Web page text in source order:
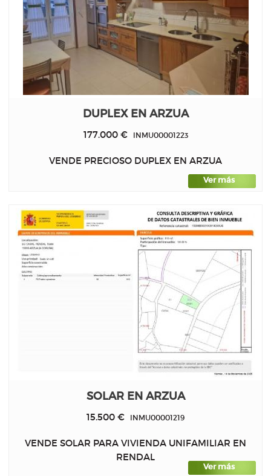
DUPLEX EN ARZUA
177.000 €INMU00001223
VENDE PRECIOSO DUPLEX EN ARZUA
Ver más
SOLAR EN ARZUA
15.500 € INMU00001219
VENDE SOLAR PARA VIVIENDA UNIFAMILIAR EN
RENDAL
Ver más